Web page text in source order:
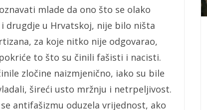
mlade da ono što se olako
drugdje u Hrvatskoj, nije bilo ništa
za koje nitko nije odgovarao,
to što su činili fašisti i nacisti.
zločine naizmjenično, iako su bile
šireći usto mržnju i netrpeljivost.
antifašizmu oduzela vrijednost, ako